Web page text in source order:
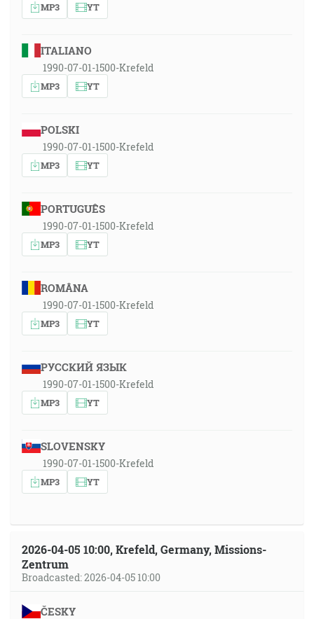
MP3 YT
ITALIANO
1990-07-01-1500-Krefeld
MP3 YT
POLSKI
1990-07-01-1500-Krefeld
MP3 YT
PORTUGUÊS
1990-07-01-1500-Krefeld
MP3 YT
ROMÂNA
1990-07-01-1500-Krefeld
MP3 YT
РУССКИЙ ЯЗЫК
1990-07-01-1500-Krefeld
MP3 YT
SLOVENSKY
1990-07-01-1500-Krefeld
MP3 YT
2026-04-05 10:00, Krefeld, Germany, Missions-
Zentrum
Broadcasted: 2026-04-05 10:00
ČESKY